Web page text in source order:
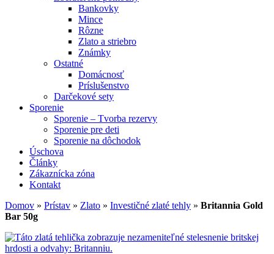
Bankovky
Mince
Rôzne
Zlato a striebro
Známky
Ostatné
Domácnosť
Príslušenstvo
Darčekové sety
Sporenie
Sporenie – Tvorba rezervy
Sporenie pre deti
Sporenie na dôchodok
Úschova
Články
Zákaznícka zóna
Kontakt
Domov » Prístav » Zlato » Investičné zlaté tehly » Britannia Gold
Bar 50g